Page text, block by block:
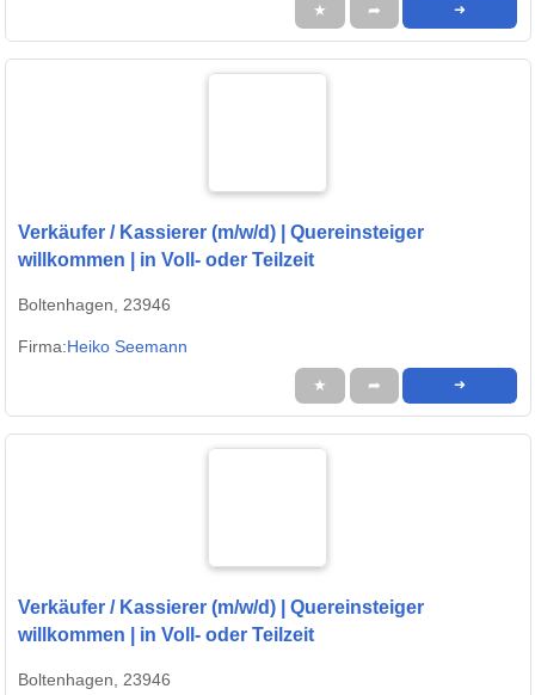
★ ➦ ➜
Verkäufer / Kassierer (m/w/d) | Quereinsteiger
willkommen | in Voll- oder Teilzeit
Boltenhagen, 23946
Firma:Heiko Seemann
★ ➦ ➜
Verkäufer / Kassierer (m/w/d) | Quereinsteiger
willkommen | in Voll- oder Teilzeit
Boltenhagen, 23946